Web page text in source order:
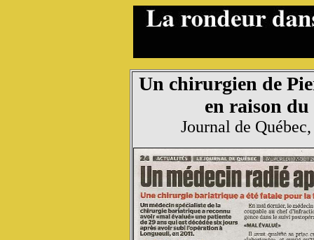
Un chirurgien de
en raison du
Journal de